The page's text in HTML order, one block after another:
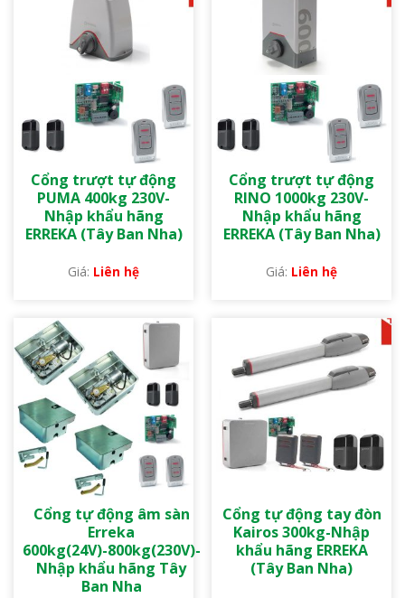
Cổng trượt tự động
PUMA 400kg 230V-
Nhập khẩu hãng
ERREKA (Tây Ban Nha)
Liên hệ
Cổng trượt tự động
RINO 1000kg 230V-
Nhập khẩu hãng
ERREKA (Tây Ban Nha)
Liên hệ
Cổng tự động âm sàn
Erreka
600kg(24V)-800kg(230V)-
Nhập khẩu hãng Tây
Ban Nha
Cổng tự động tay đòn
Kairos 300kg-Nhập
khẩu hãng ERREKA
(Tây Ban Nha)